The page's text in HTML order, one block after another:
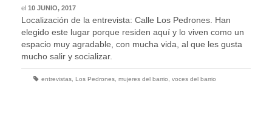
el 10 JUNIO, 2017
Localización de la entrevista: Calle Los Pedrones. Han
elegido este lugar porque residen aquí y lo viven como un
espacio muy agradable, con mucha vida, al que les gusta
mucho salir y socializar.
entrevistas Los Pedrones mujeres del barrio voces del barrio